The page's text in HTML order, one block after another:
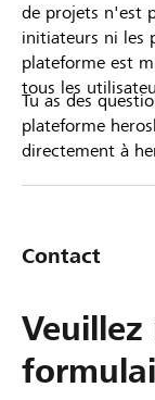
de projets n'est
initiateurs ni les
plateforme est
tous les
Tu as des
plateforme
directement à
Contact